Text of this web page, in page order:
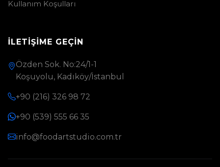
Kullanım Koşulları
İLETIŞIME GEÇIN
Özden Sok. No:24/1-1
Koşuyolu, Kadıköy/İstanbul
+90 (216) 326 98 72
+90 (539) 555 66 35
info@foodartstudio.com.tr